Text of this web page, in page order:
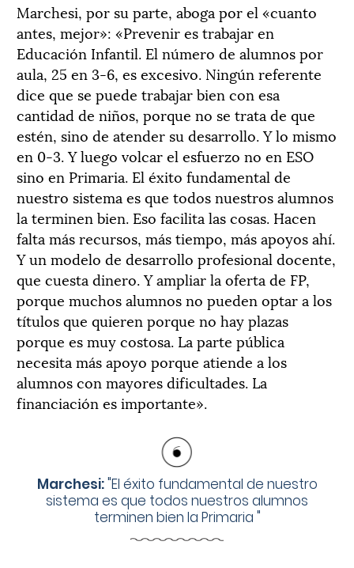
Marchesi, por su parte, aboga por el «cuanto
antes, mejor»: «Prevenir es trabajar en
Educación Infantil. El número de alumnos por
aula, 25 en 3-6, es excesivo. Ningún referente
dice que se puede trabajar bien con esa
cantidad de niños, porque no se trata de que
estén, sino de atender su desarrollo. Y lo mismo
en 0-3. Y luego volcar el esfuerzo no en ESO
sino en Primaria. El éxito fundamental de
nuestro sistema es que todos nuestros alumnos
la terminen bien. Eso facilita las cosas. Hacen
falta más recursos, más tiempo, más apoyos ahí.
Y un modelo de desarrollo profesional docente,
que cuesta dinero. Y ampliar la oferta de FP,
porque muchos alumnos no pueden optar a los
títulos que quieren porque no hay plazas
porque es muy costosa. La parte pública
necesita más apoyo porque atiende a los
alumnos con mayores dificultades. La
financiación es importante».
Marchesi:"El éxito fundamental de nuestro
sistema es que todos nuestros alumnos
terminen bien la Primaria "